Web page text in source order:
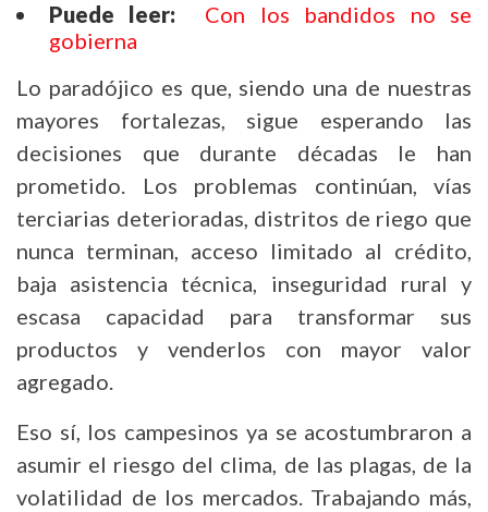
Puede leer: Con los bandidos no se
gobierna
Lo paradójico es que, siendo una de nuestras
mayores fortalezas, sigue esperando las
decisiones que durante décadas le han
prometido. Los problemas continúan, vías
terciarias deterioradas, distritos de riego que
nunca terminan, acceso limitado al crédito,
baja asistencia técnica, inseguridad rural y
escasa capacidad para transformar sus
productos y venderlos con mayor valor
agregado.
Eso sí, los campesinos ya se acostumbraron a
asumir el riesgo del clima, de las plagas, de la
volatilidad de los mercados. Trabajando más,